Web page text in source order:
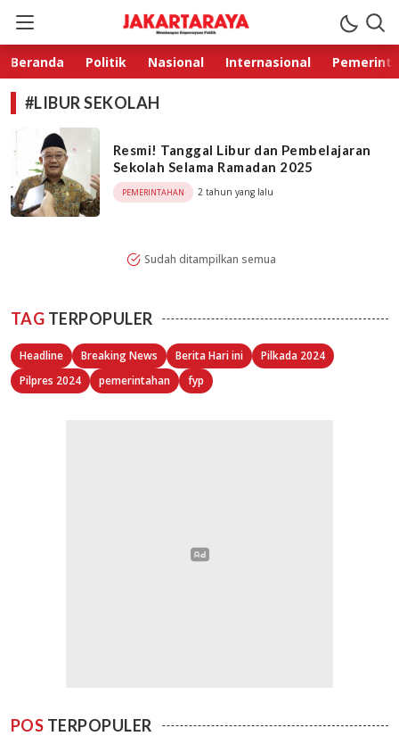
Jakarta Raya
Membangun Kepercayaan Publik
Beranda Politik Nasional Internasional
#LIBUR SEKOLAH
Resmi! Tanggal Libur dan Pembelajaran
Sekolah Selama Ramadan 2025
PEMERINTAHAN 2 tahun yang lalu
Sudah ditampilkan semua
TAG TERPOPULER
Headline Breaking News Berita Hari ini
Pilkada 2024
Pilpres 2024
pemerintahan fyp
POS TERPOPULER